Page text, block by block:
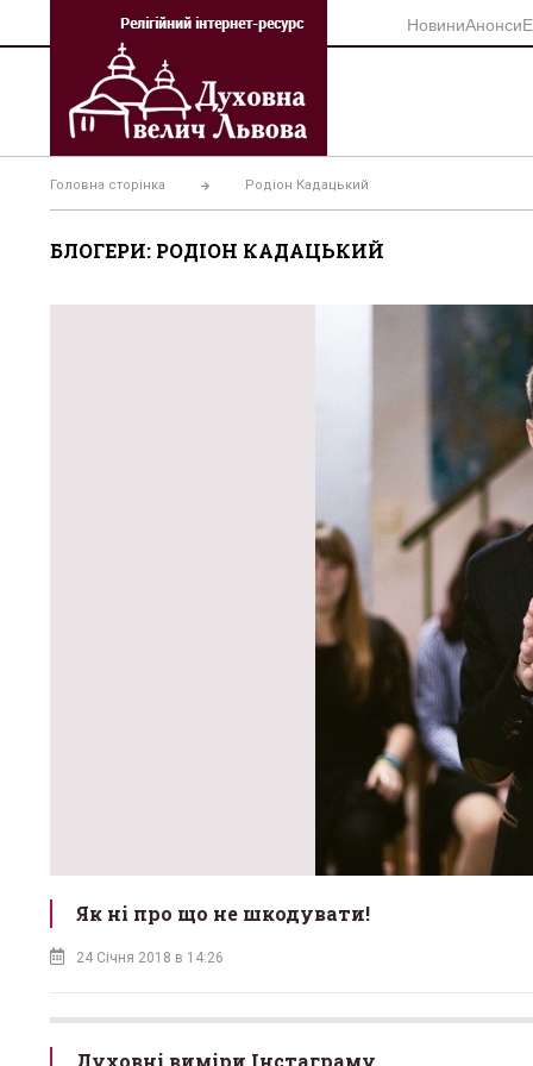
вмісту
НовиниАнонси
Головна сторінка Родіон Кадацький
БЛОГЕРИ: РОДІОН КАДАЦЬКИЙ
Як ні про що не шкодувати!
24 Січня 2018 в 14:26
Духовні виміри Інстаграму